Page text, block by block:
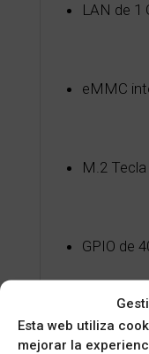
Esta web utiliza
mejorar la
LAN de 1
eMMC
M.2 Tecla
GPIO de
Linux,